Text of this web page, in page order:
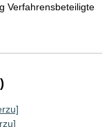
Verfahrensbeteiligte